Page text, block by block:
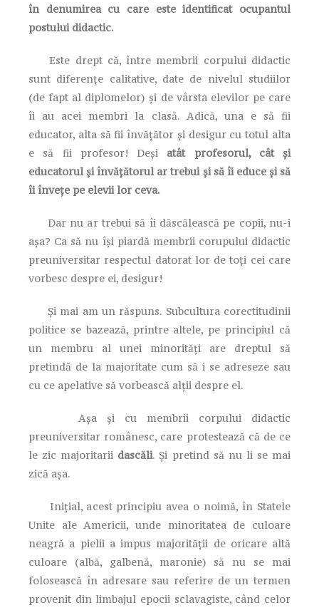
în denumirea cu care este identificat ocupantul
postului didactic.
Este drept că, între membrii corpului didactic
sunt diferențe calitative, date de nivelul studiilor
(de fapt al diplomelor) și de vârsta elevilor pe care
îi au acei membri la clasă. Adică, una e să fii
educator, alta să fii învățător și desigur cu totul alta
e să fii profesor! Deși atât profesorul, cât și
educatorul și învățătorul ar trebui și să îi educe și să
îi învețe pe elevii lor ceva.
Dar nu ar trebui să îi dăscălească pe copii, nu-i
așa? Ca să nu își piardă membrii corupului didactic
preuniversitar respectul datorat lor de toți cei care
vorbesc despre ei, desigur!
Și mai am un răspuns. Subcultura corectitudinii
politice se bazează, printre altele, pe principiul că
un membru al unei minorități are dreptul să
pretindă de la majoritate cum să i se adreseze sau
cu ce apelative să vorbească alții despre el.
Așa și cu membrii corpului didactic
preuniversitar românesc, care protestează că de ce
le zic majoritarii dascăli. Și pretind să nu li se mai
zică așa.
Inițial, acest principiu avea o noimă, în Statele
Unite ale Americii, unde minoritatea de culoare
neagră a pielii a impus majorității de oricare altă
culoare (albă, galbenă, maronie) să nu se mai
folosească în adresare sau referire de un termen
provenit din limbajul epocii sclavagiste, când celor